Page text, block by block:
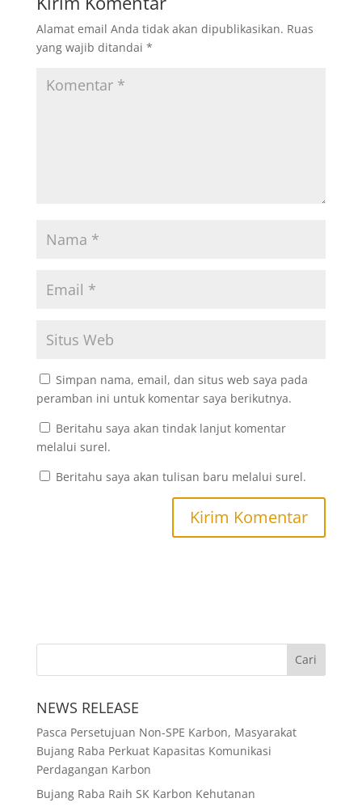
Alamat email Anda tidak akan dipublikasikan. Ruas
yang wajib ditandai *
Simpan nama, email, dan situs web saya pada
peramban ini untuk komentar saya berikutnya.
Beritahu saya akan tindak lanjut komentar
melalui surel.
Beritahu saya akan tulisan baru melalui surel.
NEWS RELEASE
Pasca Persetujuan Non-SPE Karbon, Masyarakat
Bujang Raba Perkuat Kapasitas Komunikasi
Perdagangan Karbon
Bujang Raba Raih SK Karbon Kehutanan